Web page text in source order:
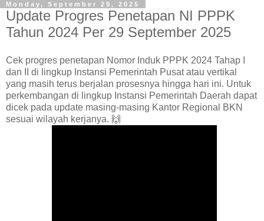
Monday, September 29, 2025
Update Progres Penetapan NI PPPK
Tahun 2024 Per 29 September 2025
Cek progres penetapan Nomor Induk PPPK 2024 Tahap I
dan II di lingkup Instansi Pemerintah Pusat atau vertikal
yang masih terus berjalan prosesnya hingga hari ini. Untuk
perkembangan di lingkup Instansi Pemerintah Daerah dapat
dicek pada update masing-masing Kantor Regional BKN
sesuai wilayah kerjanya. 🙌